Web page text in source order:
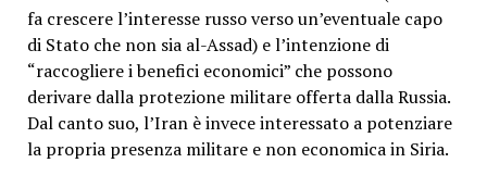
fa crescere l’interesse russo verso un’eventuale capo
di Stato che non sia al-Assad) e l’intenzione di
“raccogliere i benefici economici” che possono
derivare dalla protezione militare offerta dalla Russia.
Dal canto suo, l’Iran è invece interessato a potenziare
la propria presenza militare e non economica in Siria.